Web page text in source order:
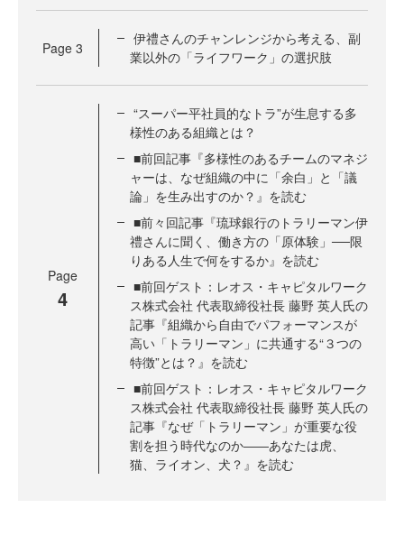
Page 3
伊禮さんのチャンレンジから考える、副
業以外の「ライフワーク」の選択肢
Page
4
“スーパー平社員的なトラ”が生息する多
様性のある組織とは？
■前回記事『多様性のあるチームのマネジ
ャーは、なぜ組織の中に「余白」と「議
論」を生み出すのか？』を読む
■前々回記事『琉球銀行のトラリーマン伊
禮さんに聞く、働き方の「原体験」──限
りある人生で何をするか』を読む
■前回ゲスト：レオス・キャピタルワーク
ス株式会社 代表取締役社長 藤野 英人氏の
記事『組織から自由でパフォーマンスが
高い「トラリーマン」に共通する“３つの
特徴”とは？』を読む
■前回ゲスト：レオス・キャピタルワーク
ス株式会社 代表取締役社長 藤野 英人氏の
記事『なぜ「トラリーマン」が重要な役
割を担う時代なのか――あなたは虎、
猫、ライオン、犬？』を読む